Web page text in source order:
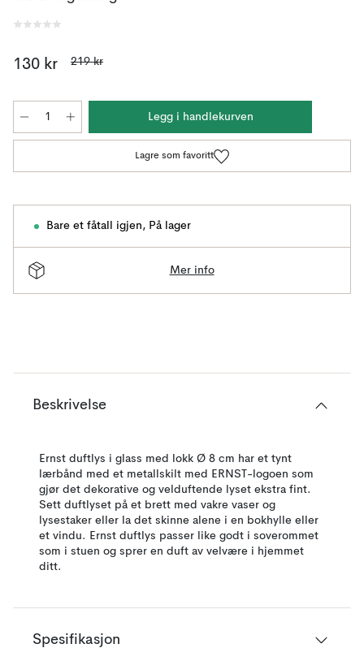
130 kr 219 kr
Legg i handlekurven
Lagre som favoritt
Bare et fåtall igjen, På lager
Mer info
Beskrivelse
Ernst duftlys i glass med lokk Ø 8 cm har et tynt
lærbånd med et metallskilt med ERNST-logoen som
gjør det dekorative og velduftende lyset ekstra fint.
Sett duftlyset på et brett med vakre vaser og
lysestaker eller la det skinne alene i en bokhylle eller
et vindu. Ernst duftlys passer like godt i soverommet
som i stuen og sprer en duft av velvære i hjemmet
ditt.
Spesifikasjon